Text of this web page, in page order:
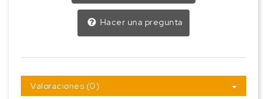
Hacer una pregunta
Valoraciones (0)